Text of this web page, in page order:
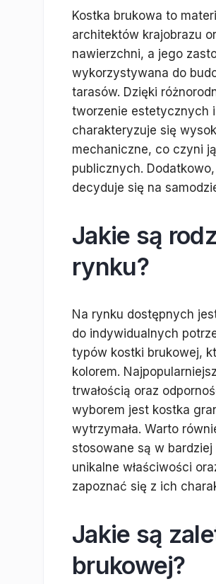
Kostka brukowa to
architektów krajobrazu
nawierzchni, a jego
wykorzystywana do
tarasów. Dzięki
tworzenie estetycznych
charakteryzuje się
mechaniczne, co czyni
publicznych.
decyduje się na
Jakie są
rynku?
Na rynku dostępnych
do indywidualnych
typów kostki brukowej,
kolorem.
trwałością oraz
wyborem jest kostka
wytrzymała. Warto
stosowane są w
unikalne właściwości
zapoznać się z ich
Jakie są
brukowej?